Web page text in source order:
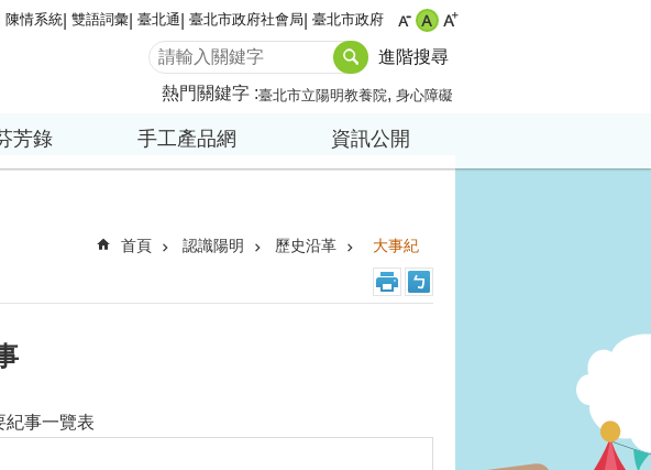
陳情系統 雙語詞彙 臺北通 臺北市政府社會局 臺北市政府
進階搜尋
熱門關鍵字 臺北市立陽明教養院 身心障礙
芳錄 手工產品網 資訊公開
首頁 認識陽明 歷史沿革 大事紀
紀事一覽表